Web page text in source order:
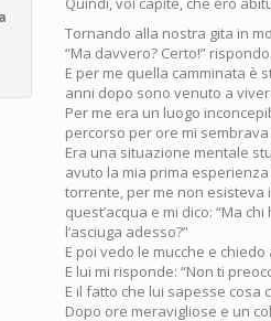
Tornando alla nostra gita in
“Ma davvero? Certo!” rispondo.
E per me quella camminata è
anni dopo sono venuto a
Per me era un luogo
percorso per ore mi
Era una situazione mentale
avuto la mia prima
torrente, per me non esisteva
quest’acqua e mi dico: “Ma
l’asciuga adesso?”
E poi vedo le mucche e
E lui mi risponde: “Non ti
E il fatto che lui sapesse cosa
Dopo ore meravigliose e un